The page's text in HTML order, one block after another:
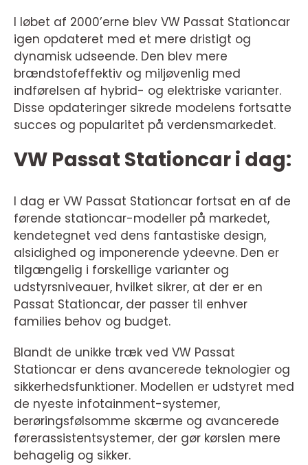
I løbet af 2000’erne blev VW Passat Stationcar
igen opdateret med et mere dristigt og
dynamisk udseende. Den blev mere
brændstofeffektiv og miljøvenlig med
indførelsen af hybrid- og elektriske varianter.
Disse opdateringer sikrede modelens fortsatte
succes og popularitet på verdensmarkedet.
VW Passat Stationcar i dag:
I dag er VW Passat Stationcar fortsat en af de
førende stationcar-modeller på markedet,
kendetegnet ved dens fantastiske design,
alsidighed og imponerende ydeevne. Den er
tilgængelig i forskellige varianter og
udstyrsniveauer, hvilket sikrer, at der er en
Passat Stationcar, der passer til enhver
families behov og budget.
Blandt de unikke træk ved VW Passat
Stationcar er dens avancerede teknologier og
sikkerhedsfunktioner. Modellen er udstyret med
de nyeste infotainment-systemer,
berøringsfølsomme skærme og avancerede
førerassistentsystemer, der gør kørslen mere
behagelig og sikker.